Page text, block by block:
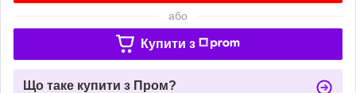
або
Купити з
Що таке купити з Пром?